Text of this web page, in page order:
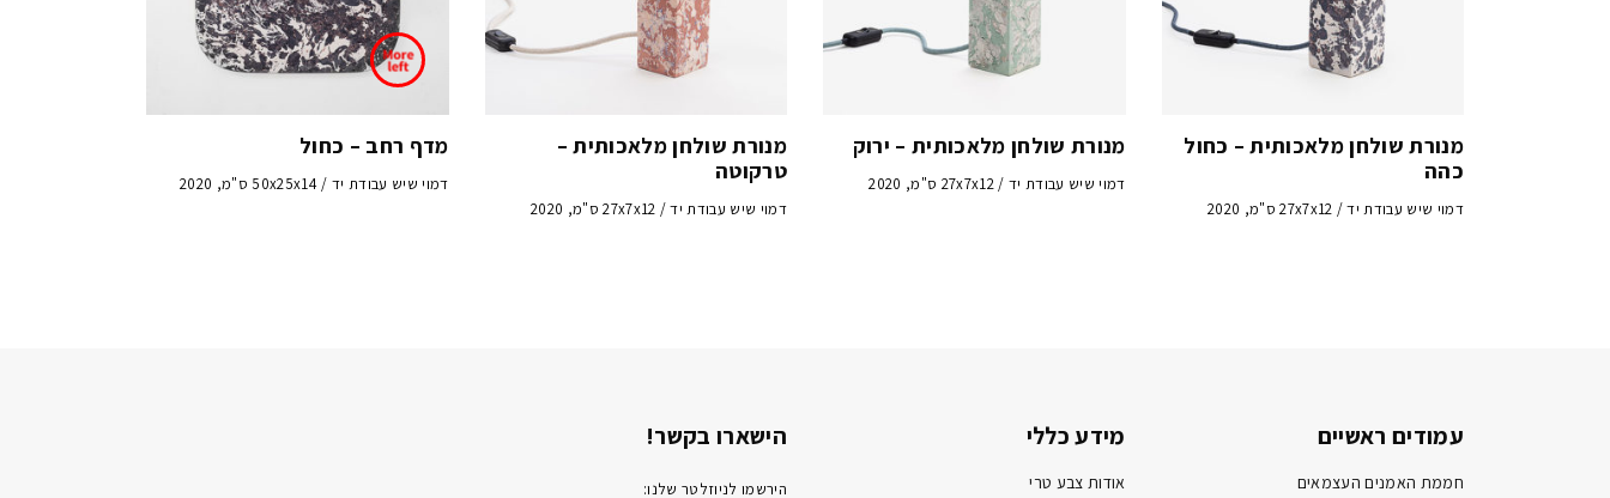
מנורת שולחן מלאכותית – כחול
כהה
דמוי שיש עבודת יד / 27x7x12 ס"מ, 2020
מנורת שולחן מלאכותית – ירוק
דמוי שיש עבודת יד / 27x7x12 ס"מ, 2020
מנורת שולחן מלאכותית –
טרקוטה
דמוי שיש עבודת יד / 27x7x12 ס"מ, 2020
מדף רחב – כחול
דמוי שיש עבודת יד / 50x25x14 ס"מ, 2020
עמודים ראשיים
חממת האמנים העצמאים
מידע כללי
אודות צבע טרי
הישארו בקשר!
הירשמו לניוזלטר שלנו: